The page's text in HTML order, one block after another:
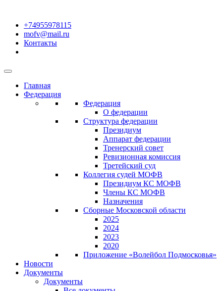
+74955978115
mofv@mail.ru
Контакты
Главная
Федерация
Федерация
О федерации
Структура федерации
Президиум
Аппарат федерации
Тренерский совет
Ревизионная комиссия
Третейский суд
Коллегия судей МОФВ
Президиум КС МОФВ
Члены КС МОФВ
Назначения
Сборные Московской области
2025
2024
2023
2020
Приложение «Волейбол Подмосковья»
Новости
Документы
Документы